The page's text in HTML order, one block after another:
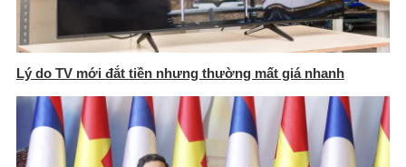
Lý do TV mới đắt tiền nhưng thường mất giá nhanh